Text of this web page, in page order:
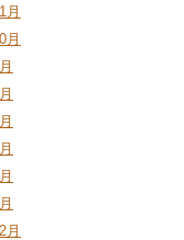
月
月
月